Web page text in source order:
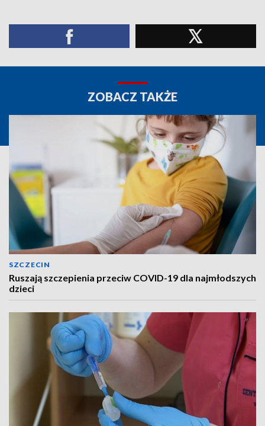
ZOBACZ TAKŻE
SZCZECIN
Ruszają szczepienia przeciw COVID-19 dla najmłodszych
dzieci